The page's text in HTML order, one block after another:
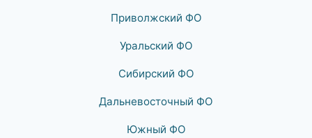
Приволжский ФО
Уральский ФО
Сибирский ФО
Дальневосточный ФО
Южный ФО